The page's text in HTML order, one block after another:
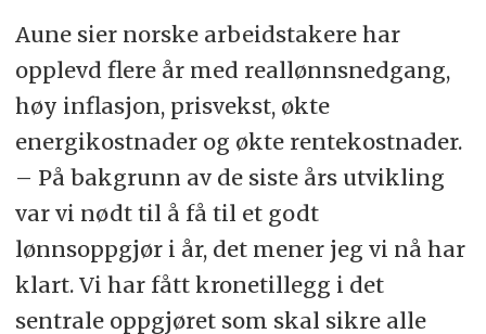
Aune sier norske arbeidstakere har
opplevd flere år med reallønnsnedgang,
høy inflasjon, prisvekst, økte
energikostnader og økte rentekostnader.
– På bakgrunn av de siste års utvikling
var vi nødt til å få til et godt
lønnsoppgjør i år, det mener jeg vi nå har
klart. Vi har fått kronetillegg i det
sentrale oppgjøret som skal sikre alle